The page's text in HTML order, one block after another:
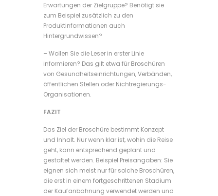
Erwartungen der Zielgruppe? Benötigt sie
zum Beispiel zusätzlich zu den
Produktinformationen auch
Hintergrundwissen?
– Wollen Sie die Leser in erster Linie
informieren? Das gilt etwa für Broschüren
von Gesundheitseinrichtungen, Verbänden,
öffentlichen Stellen oder Nichtregierungs-
Organisationen.
FAZIT
Das Ziel der Broschüre bestimmt Konzept
und Inhalt. Nur wenn klar ist, wohin die Reise
geht, kann entsprechend geplant und
gestaltet werden. Beispiel Preisangaben: Sie
eignen sich meist nur für solche Broschüren,
die erst in einem fortgeschrittenen Stadium
der Kaufanbahnung verwendet werden und